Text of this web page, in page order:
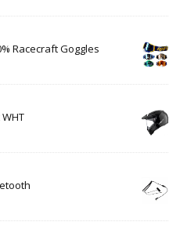
Racecraft Goggles